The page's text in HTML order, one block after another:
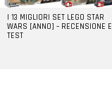
I 13 MIGLIORI SET LEGO STAR
WARS [ANNO] – RECENSIONE E
TEST